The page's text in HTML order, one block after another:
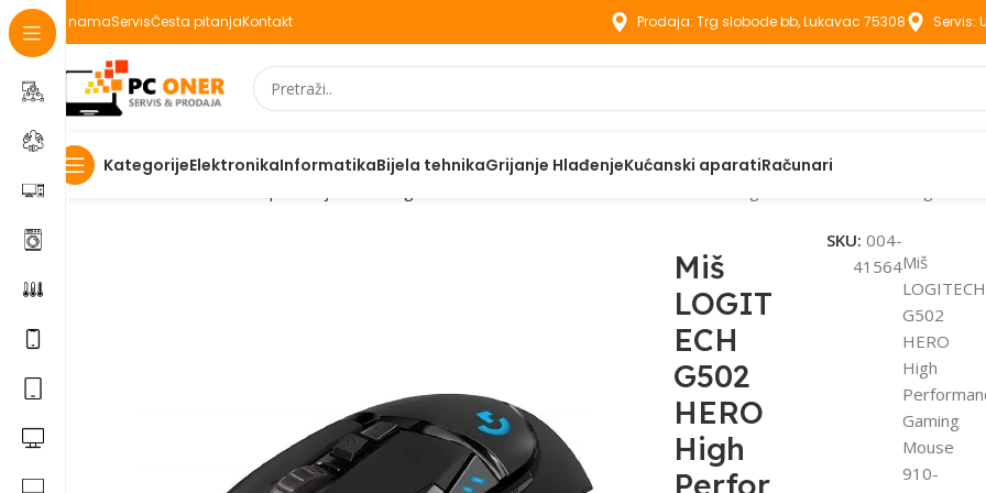
O namaServisČesta pitanjaKontakt Prodaja: Trg slobode bb, Lukavac 75308 Servis:
KategorijeElektronikaInformatikaBijela tehnikaGrijanje HlađenjeKućanski aparatiRačunari
Početna
Miš
LOGIT
ECH
G502
HERO
High
Perfor
SKU: 004-
41564Miš
LOGITECH
G502
HERO
High
Gaming
Mouse
910-